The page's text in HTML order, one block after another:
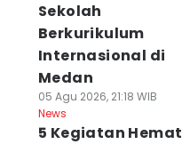
Sekolah
Berkurikulum
Internasional di
Medan
05 Agu 2026, 21:18 WIB
News
5 Kegiatan Hemat